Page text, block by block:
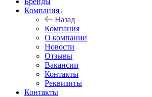
Компания
Назад
Компания
О компании
Новости
Отзывы
Вакансии
Контакты
Реквизиты
Контакты